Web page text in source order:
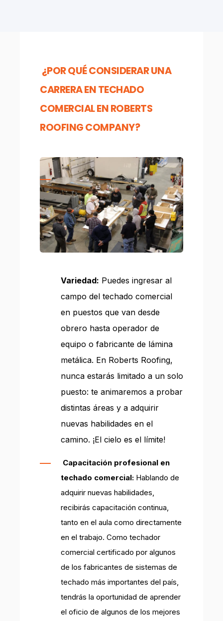
¿POR QUÉ CONSIDERAR UNA
CARRERA EN TECHADO
COMERCIAL EN ROBERTS
ROOFING COMPANY?
Variedad: Puedes ingresar al
campo del techado comercial
en puestos que van desde
obrero hasta operador de
equipo o fabricante de lámina
metálica. En Roberts Roofing,
nunca estarás limitado a un solo
puesto: te animaremos a probar
distintas áreas y a adquirir
nuevas habilidades en el
camino. ¡El cielo es el límite!
Capacitación profesional en
techado comercial: Hablando de
adquirir nuevas habilidades,
recibirás capacitación continua,
tanto en el aula como directamente
en el trabajo. Como techador
comercial certificado por algunos
de los fabricantes de sistemas de
techado más importantes del país,
tendrás la oportunidad de aprender
el oficio de algunos de los mejores